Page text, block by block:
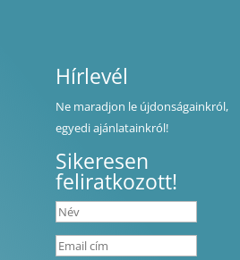
Hírlevél
Ne maradjon le újdonságainkról,
egyedi ajánlatainkról!
Sikeresen
feliratkozott!